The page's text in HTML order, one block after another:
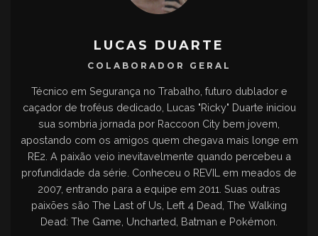
LUCAS DUARTE
COLABORADOR GERAL
Técnico em Segurança no Trabalho, futuro dublador e
caçador de troféus dedicado, Lucas "Ricky" Duarte iniciou
sua sombria jornada por Raccoon City bem jovem,
apostando com os amigos quem chegava mais longe em
RE2. A paixão veio inevitavelmente quando percebeu a
profundidade da série. Conheceu o REVIL em meados de
2007, entrando para a equipe em 2011. Suas outras
paixões são The Last of Us, Left 4 Dead, The Walking
Dead: The Game, Uncharted, Batman e Pokémon.